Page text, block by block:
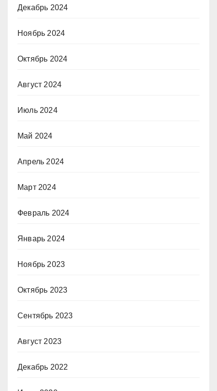
Декабрь 2024
Ноябрь 2024
Октябрь 2024
Август 2024
Июль 2024
Май 2024
Апрель 2024
Март 2024
Февраль 2024
Январь 2024
Ноябрь 2023
Октябрь 2023
Сентябрь 2023
Август 2023
Декабрь 2022